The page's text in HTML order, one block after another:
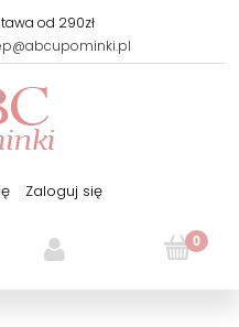
od 290zł
Zaloguj się